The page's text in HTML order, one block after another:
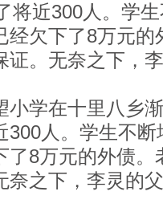
将近300人。学
经欠下了8万元
证。无奈之下，
学在十里八乡渐
300人。学生不
了8万元的外债
奈之下，李灵的